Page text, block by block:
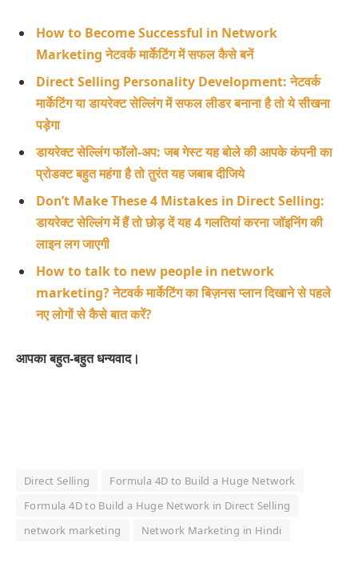
How to Become Successful in Network
Marketing नेटवर्क मार्केटिंग में सफल कैसे बनें
Direct Selling Personality Development: नेटवर्क
मार्केटिंग या डायरेक्ट सेल्लिंग में सफल लीडर बनाना है तो ये सीखना
पड़ेगा
डायरेक्ट सेल्लिंग फॉलो-अप: जब गेस्ट यह बोले की आपके कंपनी का
प्रोडक्ट बहुत महंगा है तो तुरंत यह जबाब दीजिये
Don’t Make These 4 Mistakes in Direct Selling:
डायरेक्ट सेल्लिंग में हैं तो छोड़ दें यह 4 गलतियां करना जॉइनिंग की
लाइन लग जाएगी
How to talk to new people in network
marketing? नेटवर्क मार्केटिंग का बिज़नस प्लान दिखाने से पहले
नए लोगों से कैसे बात करें?
आपका बहुत-बहुत धन्यवाद।
Direct Selling
Formula 4D to Build a Huge Network
Formula 4D to Build a Huge Network in Direct Selling
network marketing
Network Marketing in Hindi